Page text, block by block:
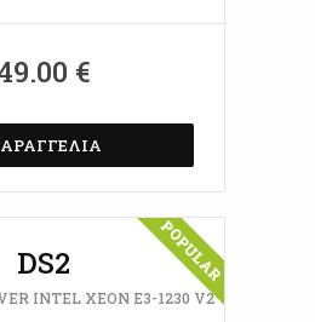
€
DS2
INTEL XEON E3-1230 V2